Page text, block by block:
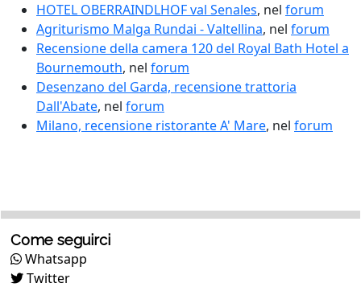
HOTEL OBERRAINDLHOF val Senales, nel forum
Agriturismo Malga Rundai - Valtellina, nel forum
Recensione della camera 120 del Royal Bath Hotel a
Bournemouth, nel forum
Desenzano del Garda, recensione trattoria
Dall'Abate, nel forum
Milano, recensione ristorante A' Mare, nel forum
Come seguirci
Whatsapp
Twitter